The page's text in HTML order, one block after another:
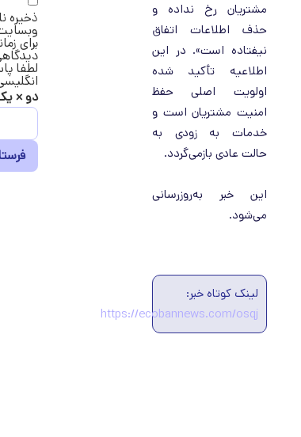
مشتریان رخ نداده و
حذف اطلاعات اتفاق
نیفتاده است». در این
اطلاعیه تأکید شده
اولویت اصلی حفظ
امنیت مشتریان است و
خدمات به زودی به
حالت عادی بازمی‌گردد.
این خبر به‌روزرسانی
می‌شود.
لینک کوتاه خبر:
https://ecobannews.com/osqj
ذخیره
برای
لطفا
دو ×